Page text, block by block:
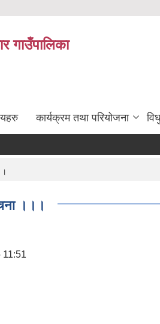
गाउँपालिका
कार्यक्रम तथा परियोजना
।।।
11:51